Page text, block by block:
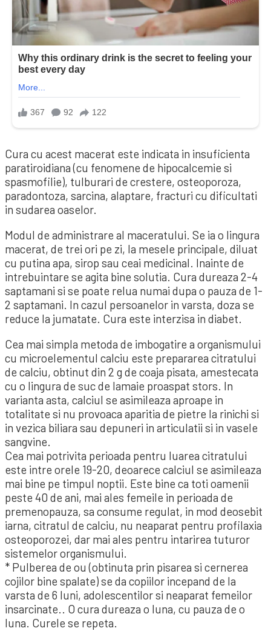
Cura cu acest macerat este indicata in insuficienta
paratiroidiana (cu fenomene de hipocalcemie si
spasmofilie), tulburari de crestere, osteoporoza,
paradontoza, sarcina, alaptare, fracturi cu dificultati
in sudarea oaselor.
Modul de administrare al maceratului. Se ia o lingura
macerat, de trei ori pe zi, la mesele principale, diluat
cu putina apa, sirop sau ceai medicinal. Inainte de
intrebuintare se agita bine solutia. Cura dureaza 2-4
saptamani si se poate relua numai dupa o pauza de 1-
2 saptamani. In cazul persoanelor in varsta, doza se
reduce la jumatate. Cura este interzisa in diabet.
Cea mai simpla metoda de imbogatire a organismului
cu microelementul calciu este prepararea citratului
de calciu, obtinut din 2 g de coaja pisata, amestecata
cu o lingura de suc de lamaie proaspat stors. In
varianta asta, calciul se asimileaza aproape in
totalitate si nu provoaca aparitia de pietre la rinichi si
in vezica biliara sau depuneri in articulatii si in vasele
sangvine.
Cea mai potrivita perioada pentru luarea citratului
este intre orele 19-20, deoarece calciul se asimileaza
mai bine pe timpul noptii. Este bine ca toti oamenii
peste 40 de ani, mai ales femeile in perioada de
premenopauza, sa consume regulat, in mod deosebit
iarna, citratul de calciu, nu neaparat pentru profilaxia
osteoporozei, dar mai ales pentru intarirea tuturor
sistemelor organismului.
* Pulberea de ou (obtinuta prin pisarea si cernerea
cojilor bine spalate) se da copiilor incepand de la
varsta de 6 luni, adolescentilor si neaparat femeilor
insarcinate.. O cura dureaza o luna, cu pauza de o
luna. Curele se repeta.